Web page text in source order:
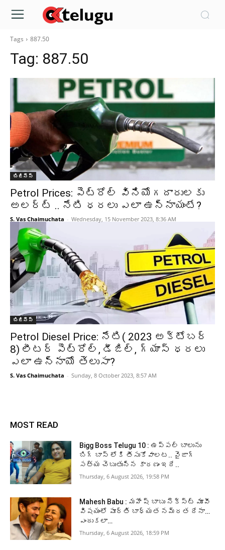
Tags 887.50
Tag: 887.50
బిజినెస్
Petrol Prices: పెట్రోల్ వినియోగదారులకు
అలర్ట్ .. నేటి ధరలు ఎలా ఉన్నాయంటే?
S. Vas Chaimuchata - Wednesday, 15 November 2023, 8:36 AM
బిజినెస్
Petrol Diesel Price: నేటి( 2023 అక్టోబర్
8) లీటర్ పెట్రోల్, డీజిల్, గ్యాస్ ధరలు
ఎలా ఉన్నాయో తెలుసా?
S. Vas Chaimuchata - Sunday, 8 October 2023, 8:57 AM
MOST READ
Bigg Boss Telugu 10 : ఉప్పల్ బాలును
బిగ్ బాస్ లోకి తీసుకోవాలట.. వైజాగ్
సత్య చెబుతున్న కారణం ఇదే..
Thursday, 6 August 2026, 19:58 PM
Mahesh Babu : మహేష్ బాబు నెక్స్ట్ మూవీ
విషయంలో పూర్తి బాధ్యత నమ్రత దేనా…
ఎందుకలా…
Thursday, 6 August 2026, 18:59 PM